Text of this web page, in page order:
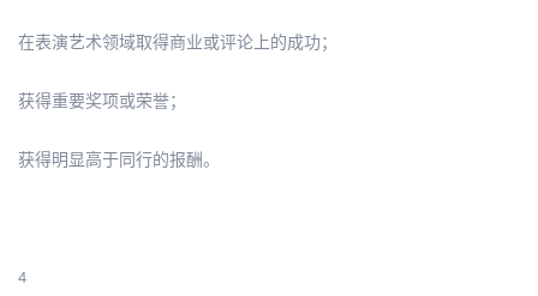
在表演艺术领域取得商业或评论上的成功；
获得重要奖项或荣誉；
获得明显高于同行的报酬。
4